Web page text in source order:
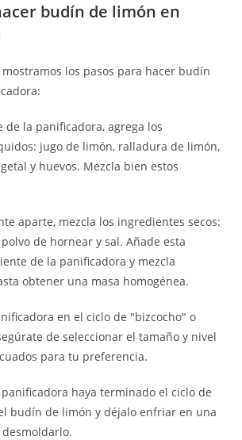
budín de limón en
los pasos para hacer budín
de la panificadora, agrega los
jugo de limón, ralladura de limón,
y huevos. Mezcla bien estos
aparte, mezcla los ingredientes secos:
de hornear y sal. Añade esta
de la panificadora y mezcla
obtener una masa homogénea.
en el ciclo de "bizcocho" o
de seleccionar el tamaño y nivel
para tu preferencia.
haya terminado el ciclo de
budín de limón y déjalo enfriar en una